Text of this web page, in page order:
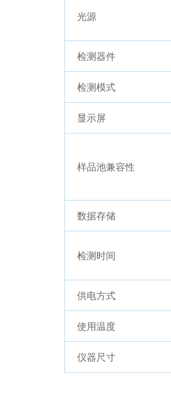
光源
检测器件
检测模式
显示屏
样品池兼容性
数据存储
检测时间
供电方式
使用温度
仪器尺寸